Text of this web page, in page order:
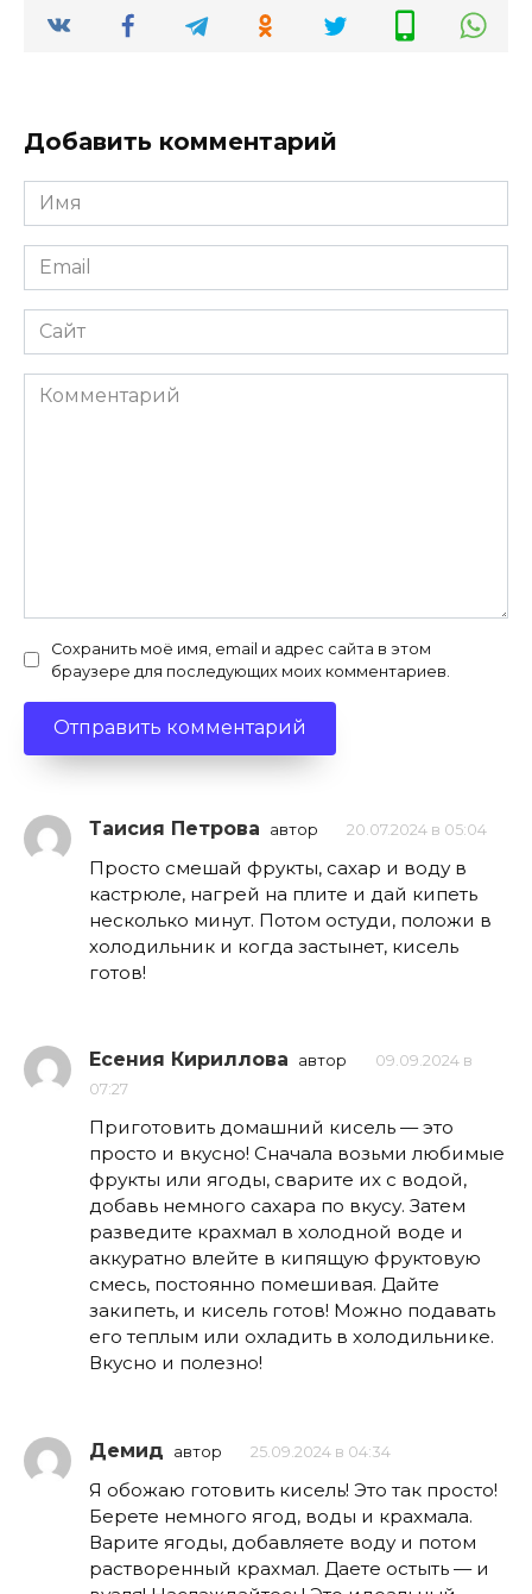
Добавить комментарий
Имя
*
Email
*
Сайт
Комментарий
Сохранить моё имя, email и адрес сайта в этом
браузере для последующих моих комментариев.
Таисия Петрова автор 20.07.2024 в 05:04
Просто смешай фрукты, сахар и воду в
кастрюле, нагрей на плите и дай кипеть
несколько минут. Потом остуди, положи в
холодильник и когда застынет, кисель
готов!
Есения Кириллова автор
09.09.2024 в
07:27
Приготовить домашний кисель — это
просто и вкусно! Сначала возьми любимые
фрукты или ягоды, сварите их с водой,
добавь немного сахара по вкусу. Затем
разведите крахмал в холодной воде и
аккуратно влейте в кипящую фруктовую
смесь, постоянно помешивая. Дайте
закипеть, и кисель готов! Можно подавать
его теплым или охладить в холодильнике.
Вкусно и полезно!
Демид автор 25.09.2024 в 04:34
Я обожаю готовить кисель! Это так просто!
Берете немного ягод, воды и крахмала.
Варите ягоды, добавляете воду и потом
растворенный крахмал. Даете остыть — и